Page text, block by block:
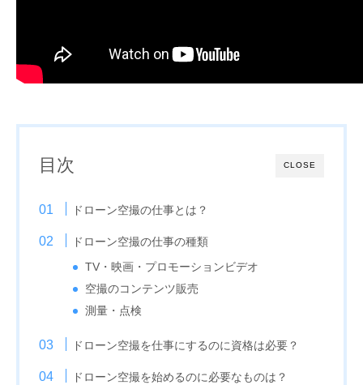
CLOSE
目次
ドローン空撮の仕事とは？
ドローン空撮の仕事の種類
TV・映画・プロモーションビデオ
空撮のコンテンツ販売
測量・点検
ドローン空撮を仕事にするのに資格は必要？
ドローン空撮を始めるのに必要なものは？